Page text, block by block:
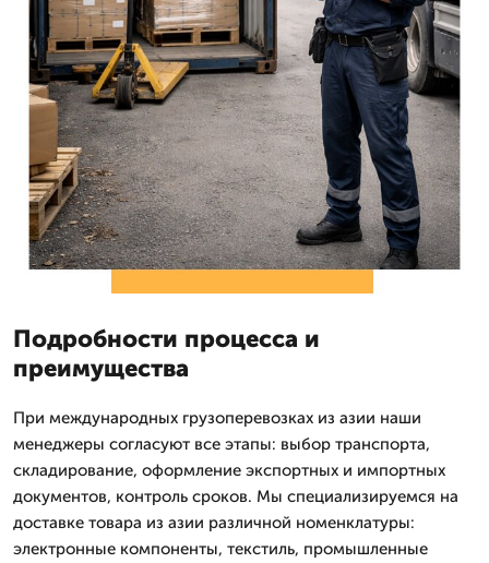
Подробности процесса и
преимущества
При международных грузоперевозках из азии наши
менеджеры согласуют все этапы: выбор транспорта,
складирование, оформление экспортных и импортных
документов, контроль сроков. Мы специализируемся на
доставке товара из азии различной номенклатуры:
электронные компоненты, текстиль, промышленные